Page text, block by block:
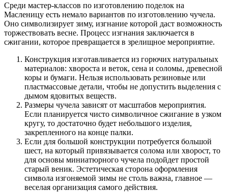
Среди мастер-классов по изготовлению поделок на
Масленицу есть немало вариантов по изготовлению чучела.
Оно символизирует зиму, изгнание которой даст возможность
торжествовать весне. Процесс изгнания заключается в
сжигании, которое превращается в зрелищное мероприятие.
Конструкция изготавливается из горючих натуральных
материалов: хвороста и веток, сена и соломы, древесной
коры и бумаги. Нельзя использовать резиновые или
пластмассовые детали, чтобы не допустить выделения с
дымом ядовитых веществ.
Размеры чучела зависят от масштабов мероприятия.
Если планируется чисто символичное сжигание в узком
кругу, то достаточно будет небольшого изделия,
закрепленного на конце палки.
Если для большой конструкции потребуется большой
шест, на который привязывается солома или хворост, то
для основы миниатюрного чучела подойдет простой
старый веник. Эстетическая сторона оформления
символа изгоняемой зимы не столь важна, главное —
веселая организация самого действия.